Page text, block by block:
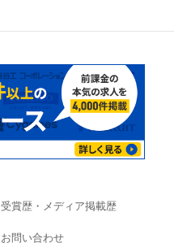
受賞歴・メディア掲載歴
お問い合わせ